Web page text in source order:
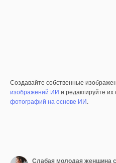
Создавайте собственные
изображений ИИ и редактируйте
фотографий на основе ИИ.